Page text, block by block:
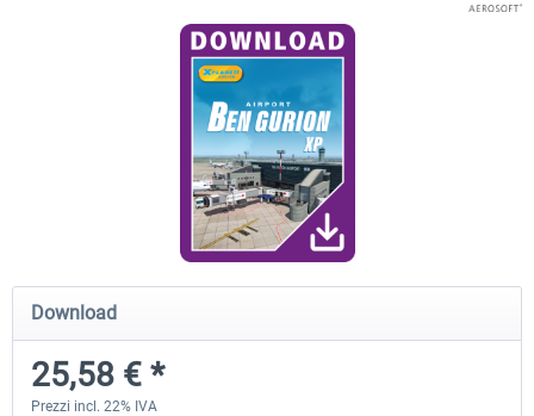
RJAA Tokyo Narita XP
24,79 € *
Moscow City XP
Download
25,58 € *
Prezzi incl. 22% IVA